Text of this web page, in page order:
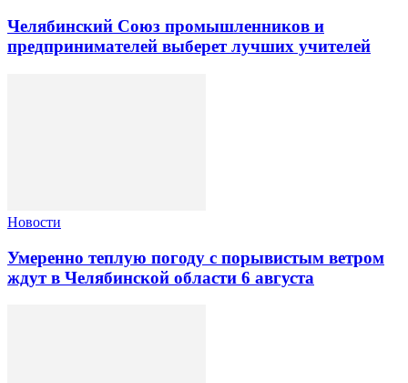
Челябинский Союз промышленников и
предпринимателей выберет лучших учителей
Новости
Умеренно теплую погоду с порывистым ветром
ждут в Челябинской области 6 августа